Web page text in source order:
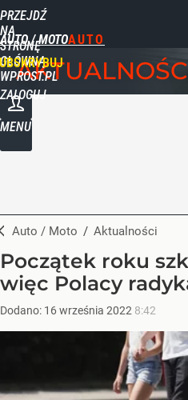
PRZEJDŹ
NA
STRONĘ
GŁÓWNĄ
WPROST.PL
AUTO / MOTO
ZALOGUJ
MENU
Auto / Moto / Aktualności
Początek roku
więc Polacy
Dodano: 16września 2022 8:42